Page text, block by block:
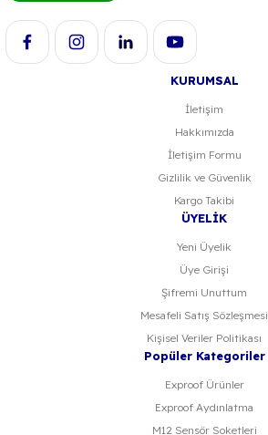
Gönder
KURUMSAL
İletişim
Hakkımızda
İletişim Formu
Gizlilik ve Güvenlik
Kargo Takibi
ÜYELİK
Yeni Üyelik
Üye Girişi
Şifremi Unuttum
Mesafeli Satış Sözleşmesi
Kişisel Veriler Politikası
Popüler Kategoriler
Exproof Ürünler
Exproof Aydınlatma
M12 Sensör Soketleri